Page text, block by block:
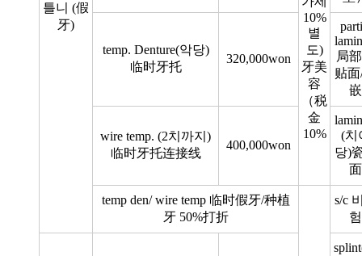
틀니 (假
牙)
10%
별
도)
牙美
容
（税
金
10%
temp. Denture(악당)
临时牙托
320,000won
局
贴
嵌
wire temp. (2치까지)
临时牙托连接线
400,000won
(치
당)
面
temp den/ wire temp 临时假牙/种植
牙 50%打折
s/c
험